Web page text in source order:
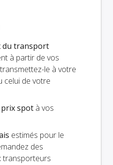
du transport
à partir de vos
le à votre
celui de votre
prix spot à vos
estimés pour le
des
transporteurs